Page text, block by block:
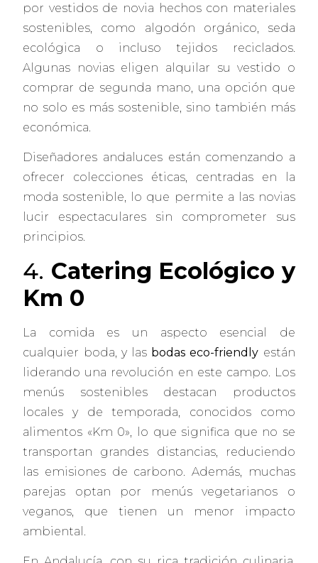
por vestidos de novia hechos con materiales
sostenibles, como algodón orgánico, seda
ecológica o incluso tejidos reciclados.
Algunas novias eligen alquilar su vestido o
comprar de segunda mano, una opción que
no solo es más sostenible, sino también más
económica.
Diseñadores andaluces están comenzando a
ofrecer colecciones éticas, centradas en la
moda sostenible, lo que permite a las novias
lucir espectaculares sin comprometer sus
principios.
4. Catering Ecológico y
Km 0
La comida es un aspecto esencial de
cualquier boda, y las bodas eco-friendly están
liderando una revolución en este campo. Los
menús sostenibles destacan productos
locales y de temporada, conocidos como
alimentos «Km 0», lo que significa que no se
transportan grandes distancias, reduciendo
las emisiones de carbono. Además, muchas
parejas optan por menús vegetarianos o
veganos, que tienen un menor impacto
ambiental.